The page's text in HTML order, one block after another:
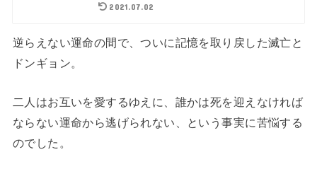
2021.07.02
逆らえない運命の間で、ついに記憶を取り戻した滅亡と
ドンギョン。
二人はお互いを愛するゆえに、誰かは死を迎えなければ
ならない運命から逃げられない、という事実に苦悩する
のでした。